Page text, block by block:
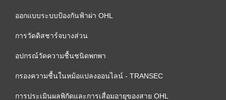
ออกแบบระบบป้องกันฟ้าผ่า OHL
การวัดดิสชาร์จบางส่วน
อปกรณ์วัดความชื้นชนิดพกพา
กรองความชื้นในหม้อแปลงออนไลน์ - TRANSEC
การประเมินผลพิกัดและการเสื่อมอายุของสาย OHL